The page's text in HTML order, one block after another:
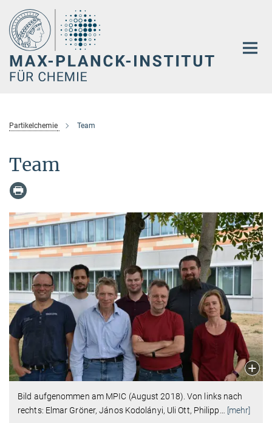
Hauptinhalt
Partikelchemie Team
Team
Bild aufgenommen am MPIC (August 2018). Von links nach
rechts: Elmar Gröner, János Kodolányi, Uli Ott, Philipp… [mehr]